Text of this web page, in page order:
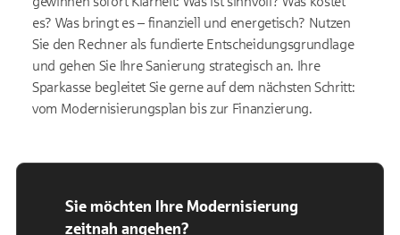
es? Was bringt es – finanziell und energetisch? Nutzen
Sie den Rechner als fundierte Entscheidungsgrundlage
und gehen Sie Ihre Sanierung strategisch an. Ihre
Sparkasse begleitet Sie gerne auf dem nächsten Schritt:
vom Modernisierungsplan bis zur Finanzierung.
Sie möchten Ihre Modernisierung
zeitnah angehen?